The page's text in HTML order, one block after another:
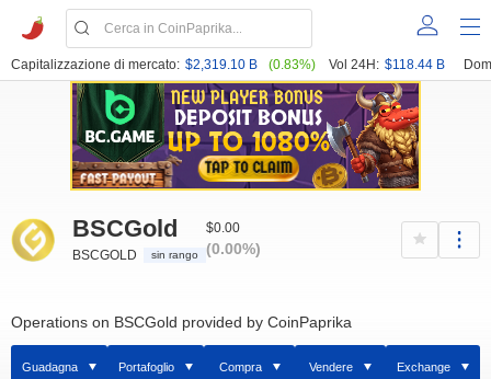
Capitalizzazione di mercato: $2,319.10 B (0.83%) Vol 24H: $118.44 B
BSCGold
BSCGOLD sin rango
$0.00
(0.00%)
Operations on BSCGold provided by CoinPaprika
Guadagna Portafoglio Compra Vendere Exchange